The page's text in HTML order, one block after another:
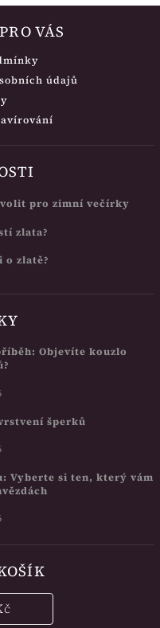
VÁS
údajů
pro zimní večírky
zlata?
o zlatě?
Objevíte kouzlo
šperků
Vyberte si ten, který vám